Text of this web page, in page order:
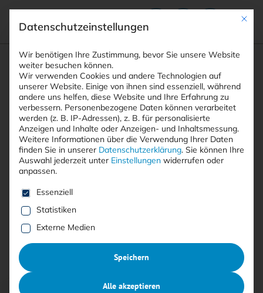
Suchfeld
Suchen
Breadcrumb-Navigation
STARTSEITE SUPPLY-CHAIN-SECURITY
Alle Beiträge mit dem
Schlagwort “Supply-Chain-
Security”
<kes>+
Mit
Datenschutzeinstellungen
Wir benötigen Ihre Zustimmung, bevor Sie unsere Website
weiter besuchen können.
Wir verwenden Cookies und andere Technologien auf
unserer Website. Einige von ihnen sind essenziell, während
andere uns helfen, diese Website und Ihre Erfahrung zu
verbessern. Personenbezogene Daten können verarbeitet
werden (z. B. IP-Adressen), z. B. für personalisierte
Anzeigen und Inhalte oder Anzeigen- und Inhaltsmessung.
Weitere Informationen über die Verwendung Ihrer Daten
finden Sie in unserer Datenschutzerklärung. Sie können Ihre
Auswahl jederzeit unter Einstellungen widerrufen oder
anpassen.
Es folgt eine Liste der Service-Gruppen, für die eine
Essenziell
Statistiken
Externe Medien
Speichern
Alle akzeptieren